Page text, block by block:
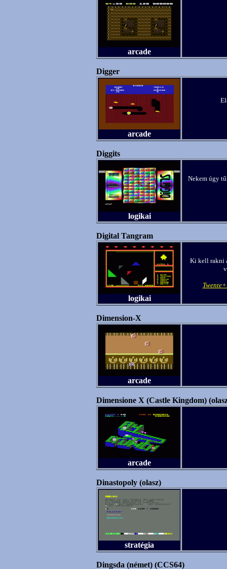
arcade
Digger
arcade
Diggits
logikai
Nekem úgy
Digital Tangram
logikai
Ki kell rakni
Dimension-X
arcade
Dimensione X (Castle Kingdom)
arcade
Dinastopoly (olasz)
stratégia
Dingsda (német) (CCS64)